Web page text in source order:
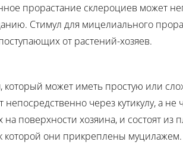
прорастание склероциев может
Стимул для мицелиального
от растений-хозяев.
может иметь простую или
через кутикулу, а
поверхности хозяина, и состоят
которой они прикреплены